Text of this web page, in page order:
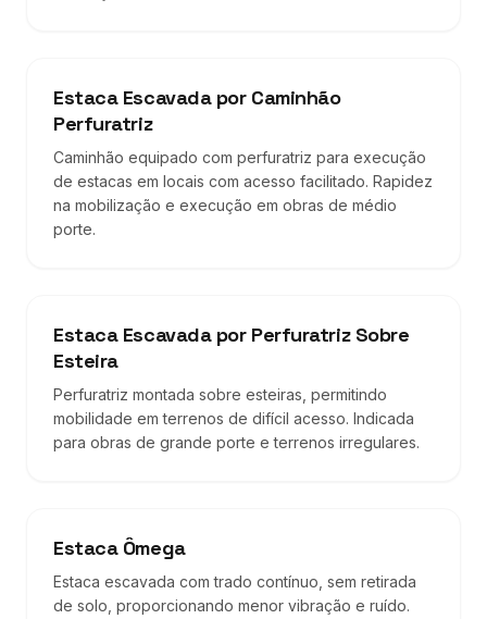
Estaca Escavada por Caminhão
Perfuratriz
Caminhão equipado com perfuratriz para execução
de estacas em locais com acesso facilitado. Rapidez
na mobilização e execução em obras de médio
porte.
Estaca Escavada por Perfuratriz Sobre
Esteira
Perfuratriz montada sobre esteiras, permitindo
mobilidade em terrenos de difícil acesso. Indicada
para obras de grande porte e terrenos irregulares.
Estaca Ômega
Estaca escavada com trado contínuo, sem retirada
de solo, proporcionando menor vibração e ruído.